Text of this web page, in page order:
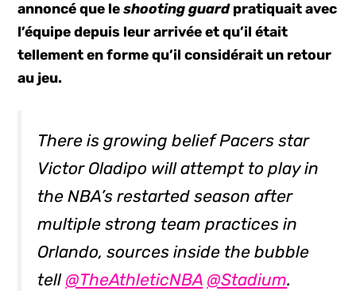
annoncé que leshooting guardpratiquait avec
l’équipe depuis leur arrivée et qu’il était
tellement en forme qu’il considérait un retour
au jeu.
There is growing belief Pacers star
Victor Oladipo will attempt to play in
the NBA’s restarted season after
multiple strong team practices in
Orlando, sources inside the bubble
tell @TheAthleticNBA @Stadium.